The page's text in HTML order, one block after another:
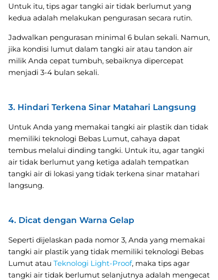
Untuk itu, tips agar tangki air tidak berlumut yang
kedua adalah melakukan pengurasan secara rutin.
Jadwalkan pengurasan minimal 6 bulan sekali. Namun,
jika kondisi lumut dalam tangki air atau tandon air
milik Anda cepat tumbuh, sebaiknya dipercepat
menjadi 3-4 bulan sekali.
3. Hindari Terkena Sinar Matahari Langsung
Untuk Anda yang memakai tangki air plastik dan tidak
memiliki teknologi Bebas Lumut, cahaya dapat
tembus melalui dinding tangki. Untuk itu, agar tangki
air tidak berlumut yang ketiga adalah tempatkan
tangki air di lokasi yang tidak terkena sinar matahari
langsung.
4. Dicat dengan Warna Gelap
Seperti dijelaskan pada nomor 3, Anda yang memakai
tangki air plastik yang tidak memiliki teknologi Bebas
Lumut atau Teknologi Light-Proof, maka tips agar
tangki air tidak berlumut selanjutnya adalah mengecat